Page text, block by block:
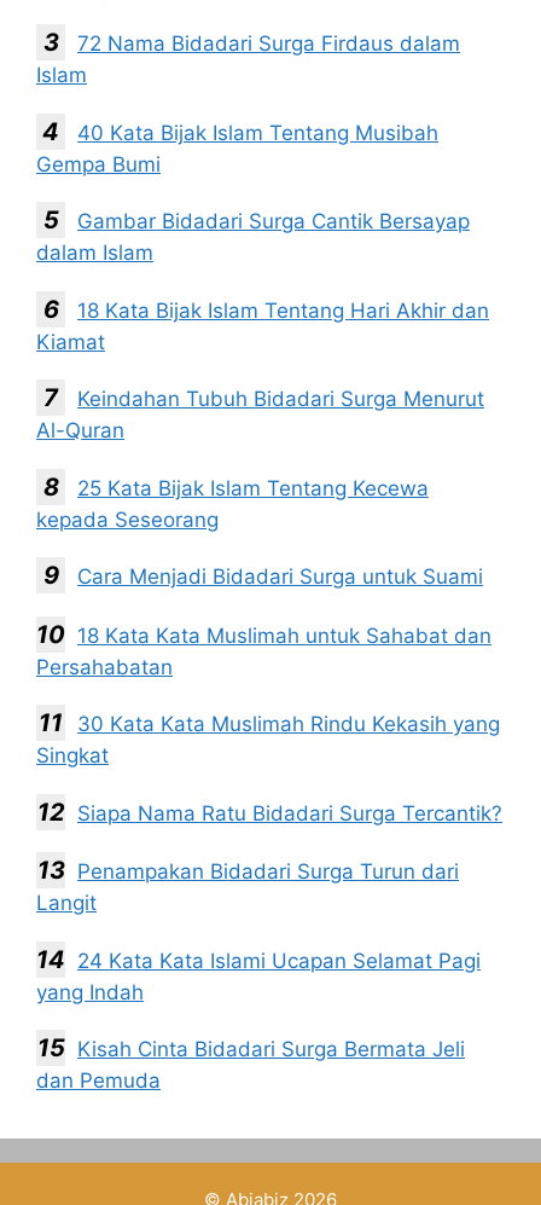
72 Nama Bidadari Surga Firdaus dalam
Islam
40 Kata Bijak Islam Tentang Musibah
Gempa Bumi
Gambar Bidadari Surga Cantik Bersayap
dalam Islam
18 Kata Bijak Islam Tentang Hari Akhir dan
Kiamat
Keindahan Tubuh Bidadari Surga Menurut
Al-Quran
25 Kata Bijak Islam Tentang Kecewa
kepada Seseorang
Cara Menjadi Bidadari Surga untuk Suami
18 Kata Kata Muslimah untuk Sahabat dan
Persahabatan
30 Kata Kata Muslimah Rindu Kekasih yang
Singkat
Siapa Nama Ratu Bidadari Surga Tercantik?
Penampakan Bidadari Surga Turun dari
Langit
24 Kata Kata Islami Ucapan Selamat Pagi
yang Indah
Kisah Cinta Bidadari Surga Bermata Jeli
dan Pemuda
© Abiabiz 2026